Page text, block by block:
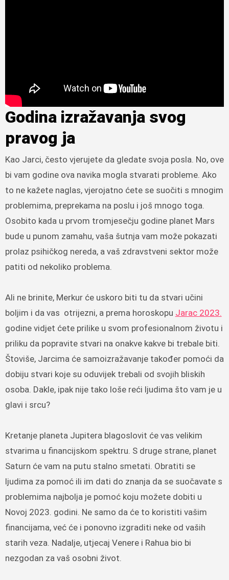
Godina izražavanja svog
pravog ja
Kao Jarci, često vjerujete da gledate svoja posla. No, ove
bi vam godine ova navika mogla stvarati probleme. Ako
to ne kažete naglas, vjerojatno ćete se suočiti s mnogim
problemima, preprekama na poslu i još mnogo toga.
Osobito kada u prvom tromjesečju godine planet Mars
bude u punom zamahu, vaša šutnja vam može pokazati
prolaz psihičkog nereda, a vaš zdravstveni sektor može
patiti od nekoliko problema.
Ali ne brinite, Merkur će uskoro biti tu da stvari učini
boljim i da vas otrijezni, a prema horoskopu Jarac 2023.
godine vidjet ćete prilike u svom profesionalnom životu i
priliku da popravite stvari na onakve kakve bi trebale biti.
Štoviše, Jarcima će samoizražavanje također pomoći da
dobiju stvari koje su oduvijek trebali od svojih bliskih
osoba. Dakle, ipak nije tako loše reći ljudima što vam je u
glavi i srcu?
Kretanje planeta Jupitera blagoslovit će vas velikim
stvarima u financijskom spektru. S druge strane, planet
Saturn će vam na putu stalno smetati. Obratiti se
ljudima za pomoć ili im dati do znanja da se suočavate s
problemima najbolja je pomoć koju možete dobiti u
Novoj 2023. godini. Ne samo da će to koristiti vašim
financijama, već će i ponovno izgraditi neke od vaših
starih veza. Nadalje, utjecaj Venere i Rahua bio bi
nezgodan za vaš osobni život.